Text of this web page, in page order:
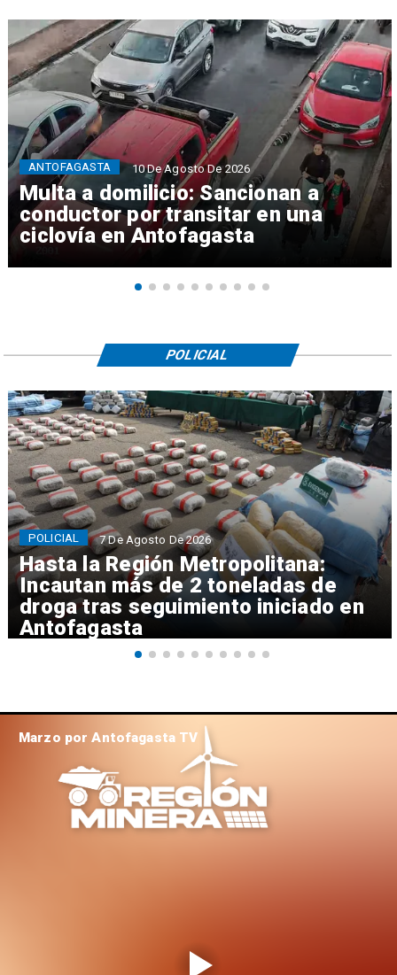
Multa a domilicio: Sancionan a
conductor por transitar en una
ciclovía en Antofagasta
ANTOFAGASTA 10 De Agosto De 2026
Hasta la Región Metropolitana:
Incautan más de 2 toneladas de
droga tras seguimiento iniciado en
Antofagasta
POLICIAL 7 De Agosto De 2026
POLICIAL
Marzo por Antofagasta TV